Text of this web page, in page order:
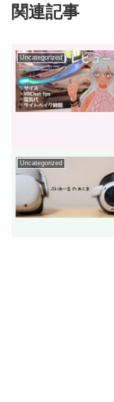
関連記事
Uncategorized
Uncategorized